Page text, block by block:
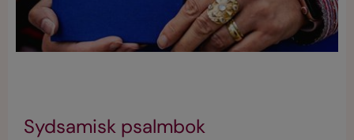
Sydsamisk psalmbok